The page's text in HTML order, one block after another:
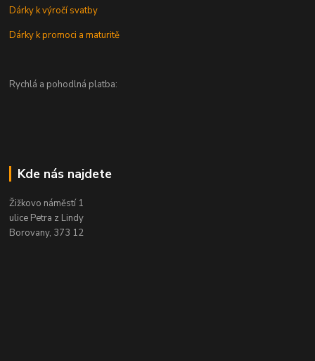
Dárky k výročí svatby
Dárky k promoci a maturitě
Rychlá a pohodlná platba:
Kde nás najdete
Žižkovo náměstí 1
ulice Petra z Lindy
Borovany, 373 12